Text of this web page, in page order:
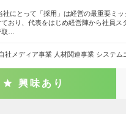
にとって「採用」は経営の最重要ミッ
おり、代表をはじめ経営陣から社員ス
…
社メディア事業 人材関連事業 システム
興味あり